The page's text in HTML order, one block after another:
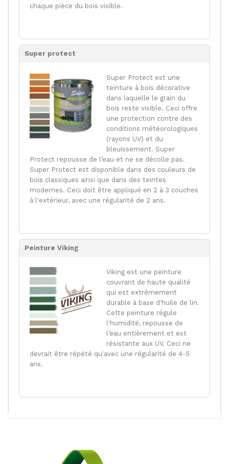
chaque pièce du bois visible.
Super protect
Super Protect est une
teinture à bois décorative
dans laquelle le grain du
bois reste visible. Ceci offre
une protection contre des
conditions météorologiques
(rayons UV) et du
bleuissement. Super
Protect repousse de l’eau et ne se décolle pas.
Super Protect est disponible dans des couleurs de
bois classiques ainsi que dans des teintes
modernes. Ceci doit être appliqué en 2 à 3 couches
à l'extérieur, avec une régularité de 2 ans.
Peinture Viking
Viking est une peinture
couvrant de haute qualité
qui est extrêmement
durable à base d'huile de lin.
Cette peinture régule
l'humidité, repousse de
l’eau entièrement et est
résistante aux UV. Ceci ne
devrait être répété qu'avec une régularité de 4-5
ans.